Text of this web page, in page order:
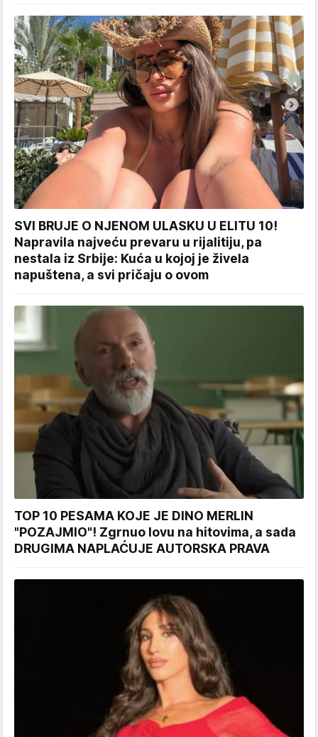
SVI BRUJE O NJENOM ULASKU U ELITU 10!
Napravila najveću prevaru u rijalitiju, pa
nestala iz Srbije: Kuća u kojoj je živela
napuštena, a svi pričaju o ovom
TOP 10 PESAMA KOJE JE DINO MERLIN
"POZAJMIO"! Zgrnuo lovu na hitovima, a sada
DRUGIMA NAPLAĆUJE AUTORSKA PRAVA